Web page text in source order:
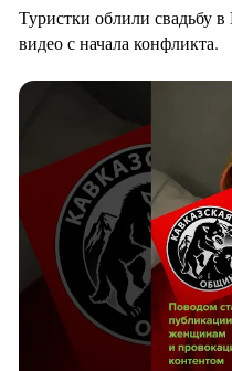
Туристки облили свадьбу
видео с начала конфликта.